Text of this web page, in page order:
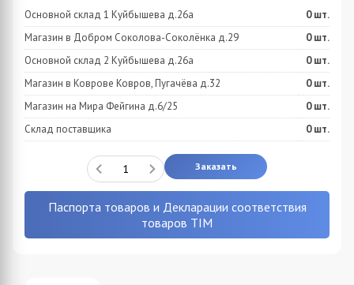
Основной склад 1 Куйбышева д.26а 0шт.
Магазин в Добром Соколова-Соколёнка д.29
0шт.
Основной склад 2 Куйбышева д.26а
0шт.
Магазин в Коврове Ковров, Пугачёва д.32
0шт.
Магазин на Мира Фейгина д.6/25
0шт.
Склад поставщика
0шт.
Заказать
Паспорта товаров и Декларации соответствия
товаров TIM